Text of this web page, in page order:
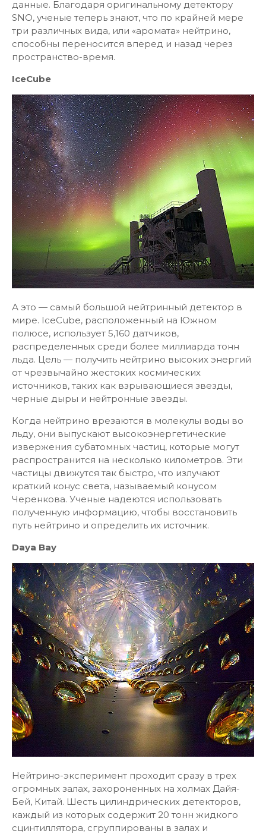
данные. Благодаря оригинальному детектору
SNO, ученые теперь знают, что по крайней мере
три различных вида, или «аромата» нейтрино,
способны переносится вперед и назад через
пространство-время.
IceCube
А это — самый большой нейтринный детектор в
мире. IceCube, расположенный на Южном
полюсе, использует 5,160 датчиков,
распределенных среди более миллиарда тонн
льда. Цель — получить нейтрино высоких энергий
от чрезвычайно жестоких космических
источников, таких как взрывающиеся звезды,
черные дыры и нейтронные звезды.
Когда нейтрино врезаются в молекулы воды во
льду, они выпускают высокоэнергетические
извержения субатомных частиц, которые могут
распространится на несколько километров. Эти
частицы движутся так быстро, что излучают
краткий конус света, называемый конусом
Черенкова. Ученые надеются использовать
полученную информацию, чтобы восстановить
путь нейтрино и определить их источник.
Daya Bay
Нейтрино-эксперимент проходит сразу в трех
огромных залах, захороненных на холмах Дайя-
Бей, Китай. Шесть цилиндрических детекторов,
каждый из которых содержит 20 тонн жидкого
сцинтиллятора, сгруппированы в залах и